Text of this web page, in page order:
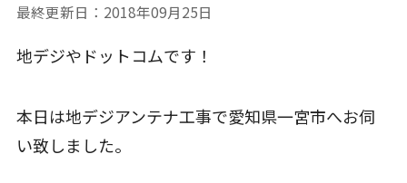
最終更新日： 2018年09月25日
地デジやドットコムです！
本日は地デジアンテナ工事で愛知県一宮市へお伺
い致しました。